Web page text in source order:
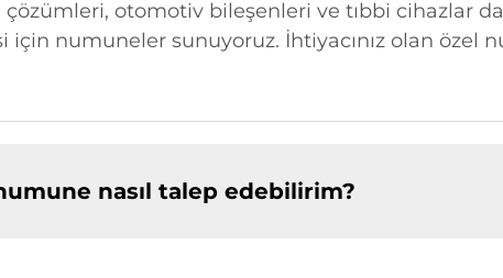
otomotiv bileşenleri ve tıbbi cihazlar
için numuneler sunuyoruz. İhtiyacınız olan
nasıl talep edebilirim?